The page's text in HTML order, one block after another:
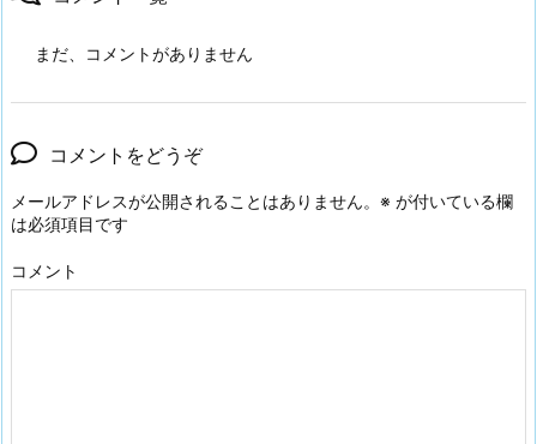
まだ、コメントがありません
コメントをどうぞ
メールアドレスが公開されることはありません。 ※ が付いている欄
は必須項目です
コメント